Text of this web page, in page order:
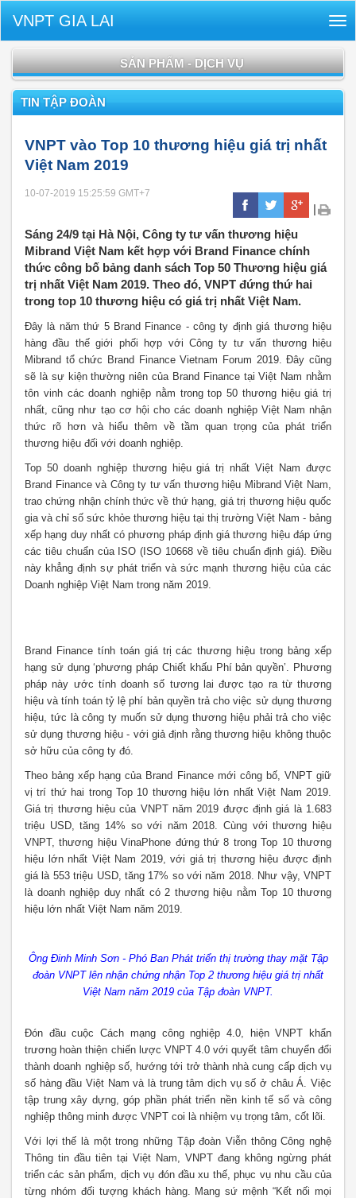
VNPT GIA LAI
SẢN PHẨM - DỊCH VỤ
TIN TẬP ĐOÀN
VNPT vào Top 10 thương hiệu giá trị nhất
Việt Nam 2019
10-07-2019 15:25:59 GMT+7
|
Sáng 24/9 tại Hà Nội, Công ty tư vấn thương hiệu
Mibrand Việt Nam kết hợp với Brand Finance chính
thức công bố bảng danh sách Top 50 Thương hiệu giá
trị nhất Việt Nam 2019. Theo đó, VNPT đứng thứ hai
trong top 10 thương hiệu có giá trị nhất Việt Nam.
Đây là năm thứ 5 Brand Finance - công ty định giá thương hiệu
hàng đầu thế giới phối hợp với Công ty tư vấn thương hiệu
Mibrand tổ chức Brand Finance Vietnam Forum 2019. Đây cũng
sẽ là sự kiện thường niên của Brand Finance tại Việt Nam nhằm
tôn vinh các doanh nghiệp nằm trong top 50 thương hiệu giá trị
nhất, cũng như tạo cơ hội cho các doanh nghiệp Việt Nam nhận
thức rõ hơn và hiểu thêm về tầm quan trọng của phát triển
thương hiệu đối với doanh nghiệp.
Top 50 doanh nghiệp thương hiệu giá trị nhất Việt Nam được
Brand Finance và Công ty tư vấn thương hiệu Mibrand Việt Nam,
trao chứng nhận chính thức về thứ hạng, giá trị thương hiệu quốc
gia và chỉ số sức khỏe thương hiệu tại thị trường Việt Nam - bảng
xếp hạng duy nhất có phương pháp định giá thương hiệu đáp ứng
các tiêu chuẩn của ISO (ISO 10668 về tiêu chuẩn định giá). Điều
này khẳng định sự phát triển và sức mạnh thương hiệu của các
Doanh nghiệp Việt Nam trong năm 2019.
Brand Finance tính toán giá trị các thương hiệu trong bảng xếp
hạng sử dụng ‘phương pháp Chiết khấu Phí bản quyền’. Phương
pháp này ước tính doanh số tương lai được tạo ra từ thương
hiệu và tính toán tỷ lệ phí bản quyền trả cho việc sử dụng thương
hiệu, tức là công ty muốn sử dụng thương hiệu phải trả cho việc
sử dụng thương hiệu - với giả định rằng thương hiệu không thuộc
sở hữu của công ty đó.
Theo bảng xếp hạng của Brand Finance mới công bố, VNPT giữ
vị trí thứ hai trong Top 10 thương hiệu lớn nhất Việt Nam 2019.
Giá trị thương hiệu của VNPT năm 2019 được định giá là 1.683
triệu USD, tăng 14% so với năm 2018. Cùng với thương hiệu
VNPT, thương hiệu VinaPhone đứng thứ 8 trong Top 10 thương
hiệu lớn nhất Việt Nam 2019, với giá trị thương hiệu được định
giá là 553 triệu USD, tăng 17% so với năm 2018. Như vậy, VNPT
là doanh nghiệp duy nhất có 2 thương hiệu nằm Top 10 thương
hiệu lớn nhất Việt Nam năm 2019.
Ông Đinh Minh Sơn - Phó Ban Phát triển thị trường thay mặt Tập
đoàn VNPT lên nhận chứng nhận Top 2 thương hiệu giá trị nhất
Việt Nam năm 2019 của Tập đoàn VNPT.
Đón đầu cuộc Cách mạng công nghiệp 4.0, hiện VNPT khẩn
trương hoàn thiện chiến lược VNPT 4.0 với quyết tâm chuyển đổi
thành doanh nghiệp số, hướng tới trở thành nhà cung cấp dịch vụ
số hàng đầu Việt Nam và là trung tâm dịch vụ số ở châu Á. Việc
tập trung xây dựng, góp phần phát triển nền kinh tế số và công
nghiệp thông minh được VNPT coi là nhiệm vụ trọng tâm, cốt lõi.
Với lợi thế là một trong những Tập đoàn Viễn thông Công nghệ
Thông tin đầu tiên tại Việt Nam, VNPT đang không ngừng phát
triển các sản phẩm, dịch vụ đón đầu xu thế, phục vụ nhu cầu của
từng nhóm đối tượng khách hàng. Mang sứ mệnh “Kết nối mọi